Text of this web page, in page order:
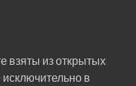
взяты из открытых
в